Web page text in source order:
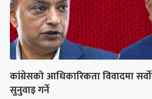
कांग्रेसको आधिकारिकता विवादमा
सुनुवाइ गर्ने